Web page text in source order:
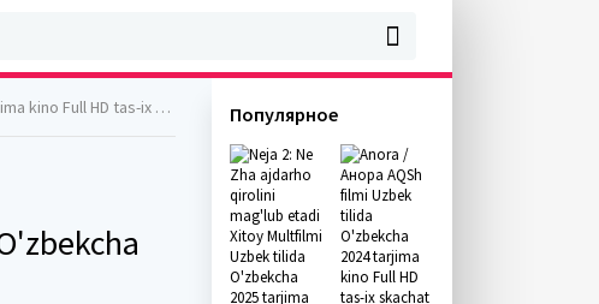
Full HD tas-ix skachat Популярное